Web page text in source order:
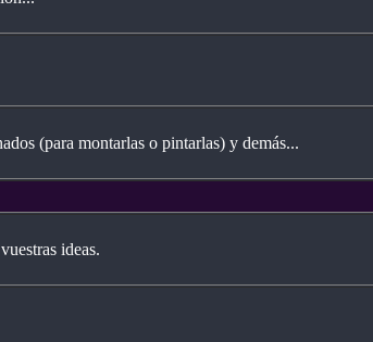
(para montarlas o pintarlas) y demás...
ideas.